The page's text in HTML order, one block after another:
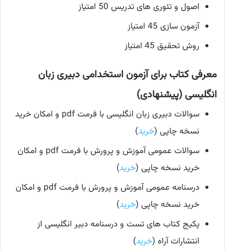
اصول و تئوری های تدریس 50 امتیاز
آزمون سازی 45 امتیاز
روش تحقیق 45 امتیاز
معرفی کتاب برای آزمون استخدامی دبیری زبان
انگلیسی (پیشنهادی)
سوالات دبیری زبان انگلیسی با فرمت pdf و امکان خرید
نسخه چاپی (خرید)
سوالات عمومی آموزش و پرورش با فرمت pdf و امکان
خرید نسخه چاپی (خرید)
درسنامه عمومی آموزش و پرورش با فرمت pdf و امکان
خرید نسخه چاپی (خرید)
پکیج کتاب های تست و درسنامه دبیر انگلیسی از
انتشارات آراه (خرید)